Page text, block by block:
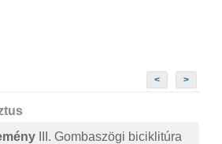
< >
III. Gombaszögi biciklitúra